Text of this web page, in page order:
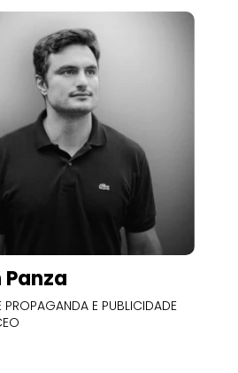
PROPAGANDA E PUBLICIDADE